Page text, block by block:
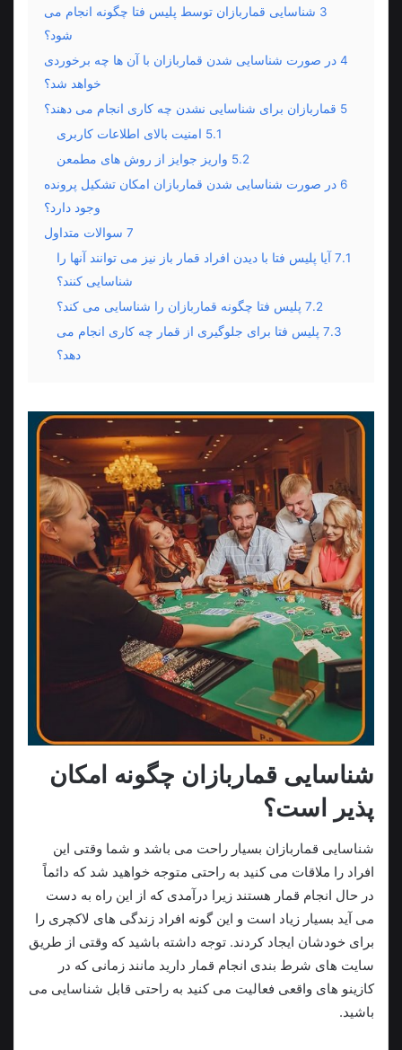
3 شناسایی قماربازان توسط پلیس فتا چگونه انجام می
شود؟
4 در صورت شناسایی شدن قماربازان با آن ها چه برخوردی
خواهد شد؟
5 قماربازان برای شناسایی نشدن چه کاری انجام می دهند؟
5.1 امنیت بالای اطلاعات کاربری
5.2 واریز جوایز از روش های مطمعن
6 در صورت شناسایی شدن قماربازان امکان تشکیل پرونده
وجود دارد؟
7 سوالات متداول
7.1 آیا پلیس فتا با دیدن افراد قمار باز نیز می توانند آنها را
شناسایی کنند؟
7.2 پلیس فتا چگونه قماربازان را شناسایی می‌ کند؟
7.3 پلیس فتا برای جلوگیری از قمار چه کاری انجام می
دهد؟
شناسایی قماربازان چگونه امکان
پذیر است؟
شناسایی قماربازان بسیار راحت می‌ باشد و شما وقتی این
افراد را ملاقات می‌ کنید به‌ راحتی متوجه خواهید شد که دائماً
در حال انجام قمار هستند زیرا درآمدی که از این راه به دست
می‌ آید بسیار زیاد است و این‌ گونه افراد زندگی‌ های لاکچری را
برای خودشان ایجاد کردند. توجه داشته باشید که وقتی از طریق
سایت‌ های شرط‌ بندی انجام قمار دارید مانند زمانی‌ که در
کازینو های واقعی فعالیت می‌ کنید به‌ راحتی قابل‌ شناسایی می‌
باشید.